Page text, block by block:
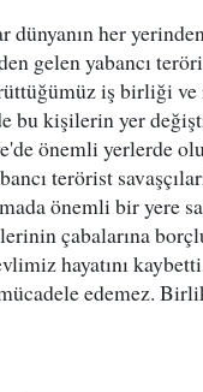
dünyanın her
gelen yabancı
iş birliği
bu kişilerin yer
önemli yerlerde
terörist
önemli bir yere
çabalarına
hayatını
edemez.